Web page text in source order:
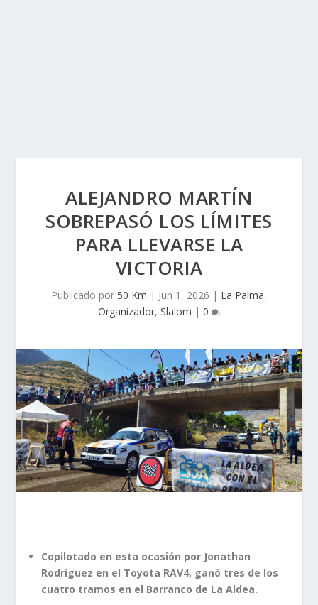
ALEJANDRO MARTÍN
SOBREPASÓ LOS LÍMITES
PARA LLEVARSE LA
VICTORIA
Publicado por 50 Km | Jun 1, 2026 | La Palma,
Organizador, Slalom | 0
Copilotado en esta ocasión por Jonathan
Rodríguez en el Toyota RAV4, ganó tres de los
cuatro tramos en el Barranco de La Aldea.